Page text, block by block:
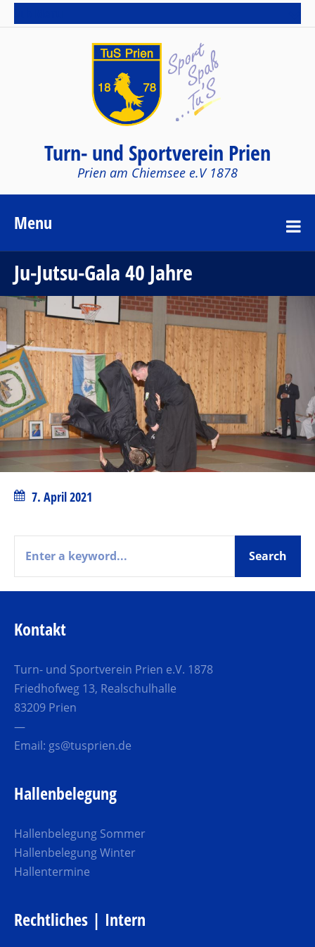
Turn- und Sportverein Prien
Prien am Chiemsee e.V 1878
Menu
Ju-Jutsu-Gala 40 Jahre
7. April 2021
Kontakt
Turn- und Sportverein Prien e.V. 1878
Friedhofweg 13, Realschulhalle
83209 Prien
—
Email: gs@tusprien.de
Hallenbelegung
Hallenbelegung Sommer
Hallenbelegung Winter
Hallentermine
Rechtliches | Intern